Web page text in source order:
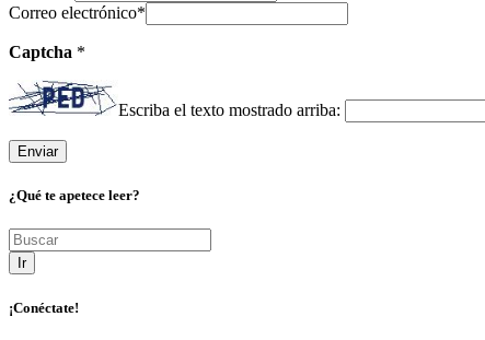
Correo electrónico*
Captcha *
Escriba el texto mostrado arriba:
¿Qué te apetece leer?
Ir
¡Conéctate!